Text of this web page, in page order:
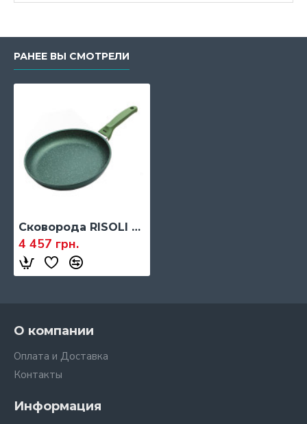
РАНЕЕ ВЫ СМОТРЕЛИ
Сковорода RISOLI DR GREEN INDUCTION, 28 см.
4 457 грн.
О компании
Оплата и Доставка
Контакты
Информация